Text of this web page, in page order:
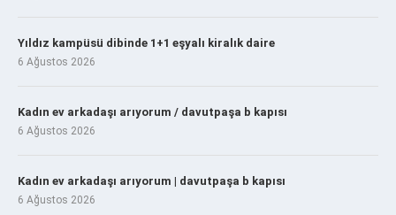
Yıldız kampüsü dibinde 1+1 eşyalı kiralık daire
6 Ağustos 2026
Kadın ev arkadaşı arıyorum / davutpaşa b kapısı
6 Ağustos 2026
Kadın ev arkadaşı arıyorum | davutpaşa b kapısı
6 Ağustos 2026